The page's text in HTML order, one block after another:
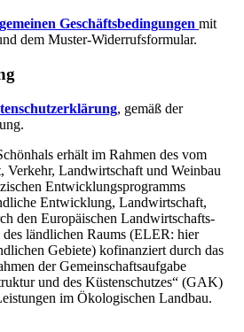
Geschäftsbedingungen mit
dem Muster-Widerrufsformular.
, gemäß der
erhält im Rahmen des vom
Land­wirt­schaft und Weinbau
Entwick­lungs­programms
Entwick­lung, Landwirt­schaft,
den Euro­päischen Land­wirtschafts­
länd­lichen Raums (ELER: hier
Gebiete) kofinanziert durch das
der Gemein­schafts­aufgabe
und des Küsten­schutzes“ (GAK)
im Ökolo­gischen Landbau.